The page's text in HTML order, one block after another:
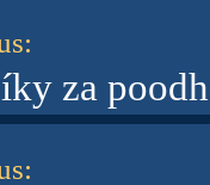
:
za
: